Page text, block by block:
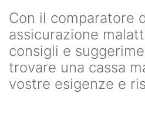
Con il comparatore
assicurazione
consigli e
trovare una cassa
vostre esigenze e